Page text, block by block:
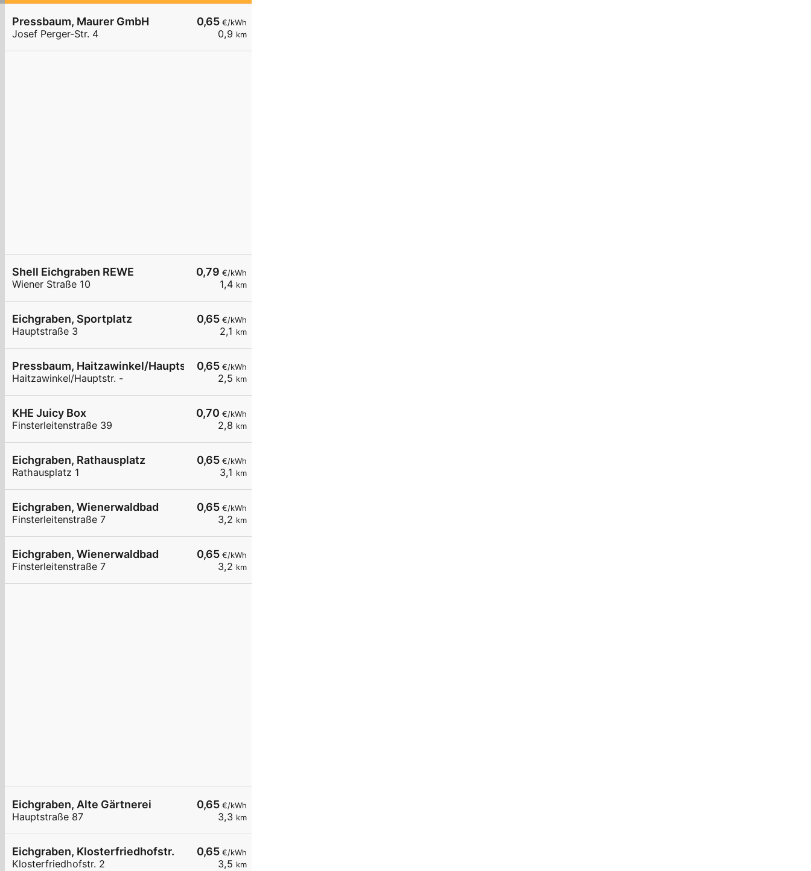
0,65€/kWh
0,9 km
Pressbaum, Maurer GmbH
Josef Perger-Str. 4
0,79 €/kWh
1,4 km
Shell Eichgraben REWE
Wiener Straße 10
0,65€/kWh
2,1 km
Eichgraben, Sportplatz
Hauptstraße 3
0,65€/kWh
2,5 km
Pressbaum, Haitzawinkel/Hauptstr.
Haitzawinkel/Hauptstr. -
0,70 €/kWh
2,8 km
KHE Juicy Box
Finsterleitenstraße 39
0,65€/kWh
3,1 km
Eichgraben, Rathausplatz
Rathausplatz 1
0,65€/kWh
3,2 km
Eichgraben, Wienerwaldbad
Finsterleitenstraße 7
0,65€/kWh
3,2 km
Eichgraben, Wienerwaldbad
Finsterleitenstraße 7
0,65€/kWh
3,3 km
Eichgraben, Alte Gärtnerei
Hauptstraße 87
0,65€/kWh
3,5 km
Eichgraben, Klosterfriedhofstr.
Klosterfriedhofstr. 2